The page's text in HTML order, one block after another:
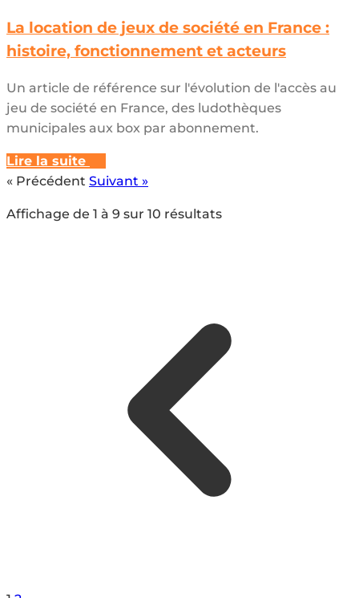
La location de jeux de société en France :
histoire, fonctionnement et acteurs
Un article de référence sur l'évolution de l'accès au
jeu de société en France, des ludothèques
municipales aux box par abonnement.
Lire la suite
« Précédent Suivant »
Affichage de 1 à 9 sur 10 résultats